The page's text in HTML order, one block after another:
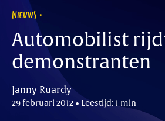
NIEUWS
Automobilist
demonstranten
Janny Ruardy
29 februari 2012 • Leestijd: 1 min